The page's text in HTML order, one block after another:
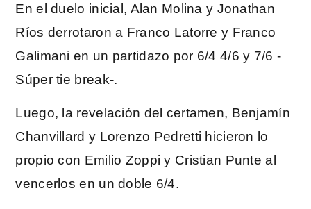
En el duelo inicial, Alan Molina y Jonathan
Ríos derrotaron a Franco Latorre y Franco
Galimani en un partidazo por 6/4 4/6 y 7/6 -
Súper tie break-.
Luego, la revelación del certamen, Benjamín
Chanvillard y Lorenzo Pedretti hicieron lo
propio con Emilio Zoppi y Cristian Punte al
vencerlos en un doble 6/4.